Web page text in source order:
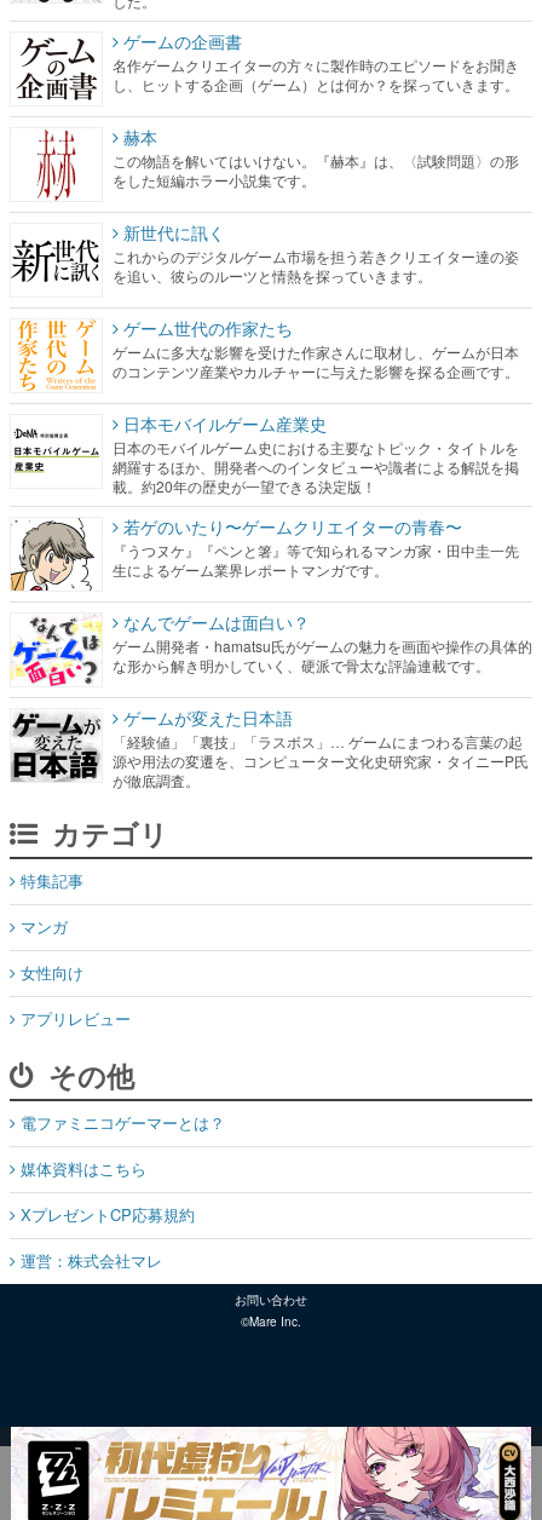
ゲームの企画書
名作ゲームクリエイターの方々に製作時のエピソードをお聞き
し、ヒットする企画（ゲーム）とは何か？を探っていきます。
赫本
この物語を解いてはいけない。『赫本』は、〈試験問題〉の形
をした短編ホラー小説集です。
新世代に訊く
これからのデジタルゲーム市場を担う若きクリエイター達の姿
を追い、彼らのルーツと情熱を探っていきます。
ゲーム世代の作家たち
ゲームに多大な影響を受けた作家さんに取材し、ゲームが日本
のコンテンツ産業やカルチャーに与えた影響を探る企画です。
日本モバイルゲーム産業史
日本のモバイルゲーム史における主要なトピック・タイトルを
網羅するほか、開発者へのインタビューや識者による解説を掲
載。約20年の歴史が一望できる決定版！
若ゲのいたり〜ゲームクリエイターの青春〜
『うつヌケ』『ペンと箸』等で知られるマンガ家・田中圭一先
生によるゲーム業界レポートマンガです。
なんでゲームは面白い？
ゲーム開発者・hamatsu氏がゲームの魅力を画面や操作の具体的
な形から解き明かしていく、硬派で骨太な評論連載です。
ゲームが変えた日本語
「経験値」「裏技」「ラスボス」… ゲームにまつわる言葉の起
源や用法の変遷を、コンピューター文化史研究家・タイニーP氏
が徹底調査。
カテゴリ
特集記事
マンガ
女性向け
アプリレビュー
その他
電ファミニコゲーマーとは？
媒体資料はこちら
XプレゼントCP応募規約
運営：株式会社マレ
お問い合わせ
©Mare Inc.